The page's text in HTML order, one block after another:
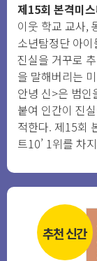
제15회 본격미
이웃 학교 교사,
소년탐정단 아이
진실을 거꾸로
을 말해버리는
안녕 신>은 범인
붙여 인간이 진
적한다. 제15회
트10’ 1위를 차
추천 신간